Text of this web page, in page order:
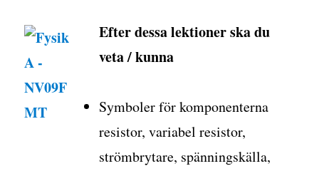
Efter dessa lektioner ska du
veta / kunna
Symboler för komponenterna
resistor, variabel resistor,
strömbrytare, spänningskälla,